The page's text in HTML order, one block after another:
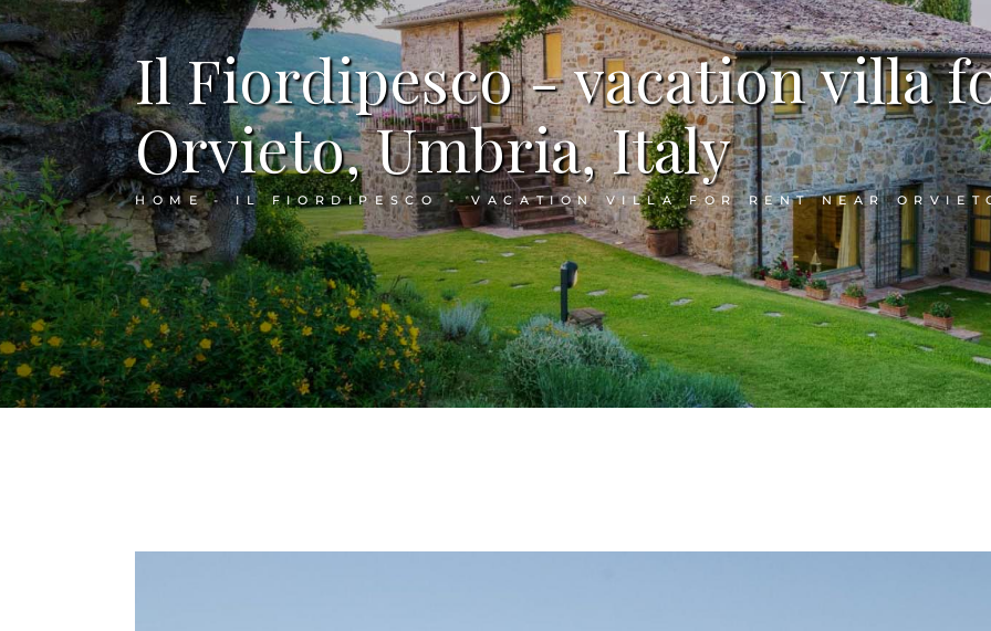
PROPRIETÀ IN
ALTRE REGIONI
D'ITALIA
LOCALI
COMMERCIALI
AFFITTI CASE
VACANZE
ULTIMI ARRIVI
VENDUTI
VEDI TUTTI
VEDI
Il Fiordipesco - vacation villa
Orvieto, Umbria, Italy
HOME IL FIORDIPESCO - VACATION VILLA FOR RENT NEAR